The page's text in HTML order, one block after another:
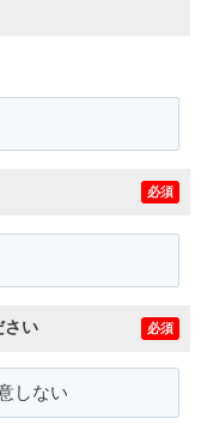
必須
さい 必須
しない